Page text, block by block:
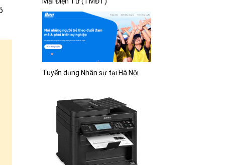
Tuyển dụng Nhân sự tại Hà Nội